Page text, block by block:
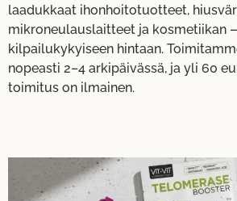
laadukkaat ihonhoitotuotteet,
mikroneulauslaitteet ja kosmetiikan
kilpailukykyiseen hintaan.
nopeasti 2–4 arkipäivässä, ja yli 60
toimitus on ilmainen.